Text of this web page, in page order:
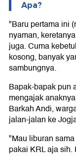
Apa?
"Baru pertama ini
nyaman,
juga. Cuma
kosong, banyak
sambungnya.
Bapak-bapak pun
mengajak
Barkah Andi,
jalan-jalan ke
"Mau liburan
pakai KRL aja